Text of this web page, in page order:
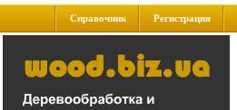
Справочник Регистрация